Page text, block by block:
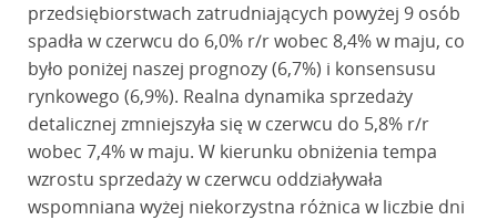
przedsiębiorstwach zatrudniających powyżej 9 osób
spadła w czerwcu do 6,0% r/r wobec 8,4% w maju, co
było poniżej naszej prognozy (6,7%) i konsensusu
rynkowego (6,9%). Realna dynamika sprzedaży
detalicznej zmniejszyła się w czerwcu do 5,8% r/r
wobec 7,4% w maju. W kierunku obniżenia tempa
wzrostu sprzedaży w czerwcu oddziaływała
wspomniana wyżej niekorzystna różnica w liczbie dni